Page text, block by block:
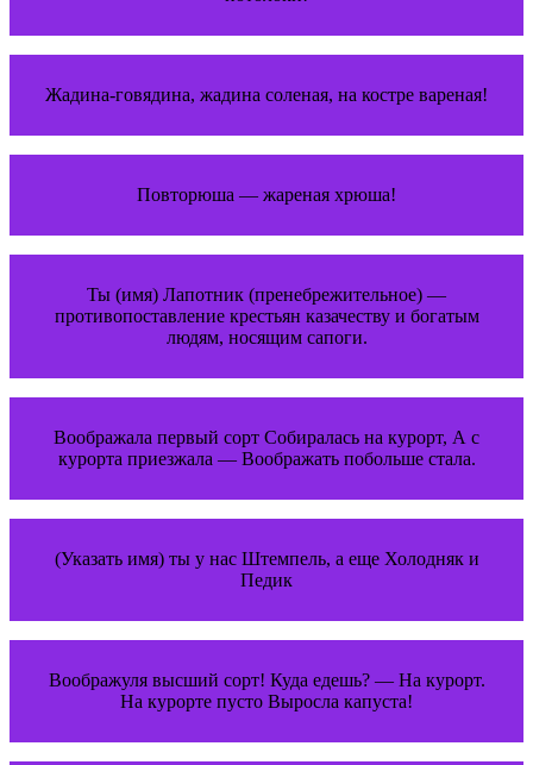
Жадина-говядина, жадина соленая, на костре вареная!
Повторюша — жареная хрюша!
Ты (имя) Лапотник (пренебрежительное) —
противопоставление крестьян казачеству и богатым
людям, носящим сапоги.
Воображала первый сорт Собиралась на курорт, А с
курорта приезжала — Воображать побольше стала.
(Указать имя) ты у нас Штемпель, а еще Холодняк и
Педик
Воображуля высший сорт! Куда едешь? — На курорт.
На курорте пусто Выросла капуста!